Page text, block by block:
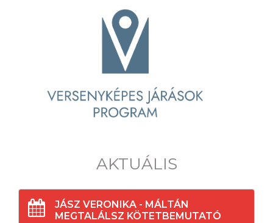
AKTUÁLIS
JÁSZ VERONIKA - MÁLTÁN
MEGTALÁLSZ KÖTETBEMUTATÓ